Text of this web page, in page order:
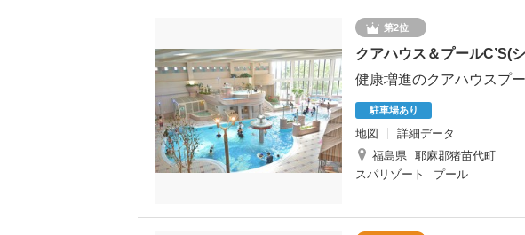
第2位
クアハウス＆プールC’S(
健康増進のクアハウスプ
駐車場あり
地図
詳細データ
福島県 耶麻郡猪苗代町
スパリゾート
プール